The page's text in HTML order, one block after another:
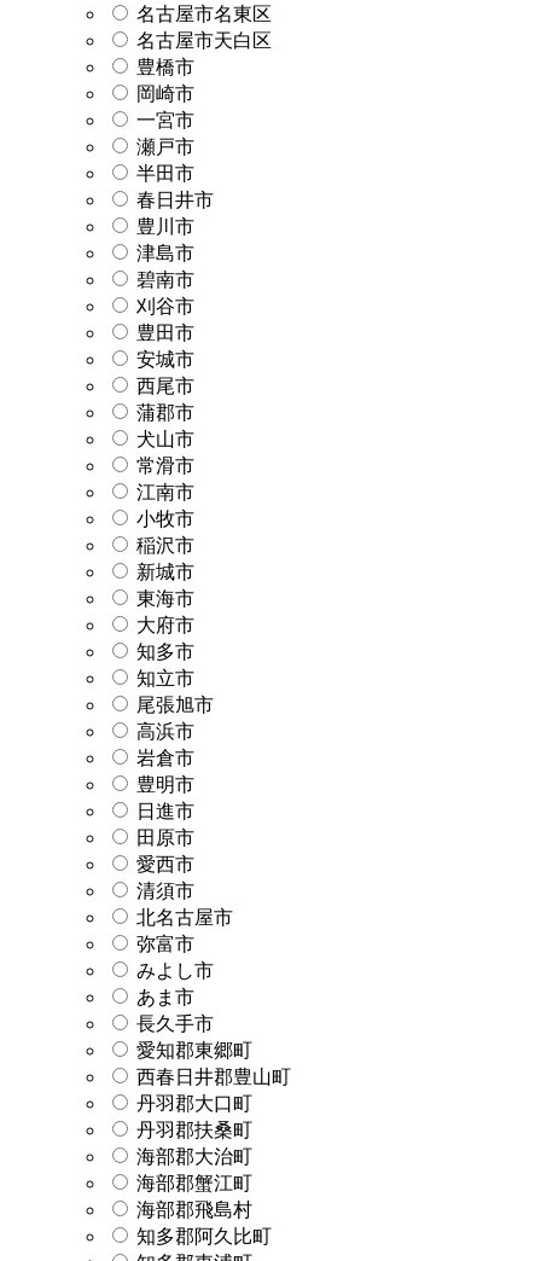
名古屋市名東区
名古屋市天白区
豊橋市
岡崎市
一宮市
瀬戸市
半田市
春日井市
豊川市
津島市
碧南市
刈谷市
豊田市
安城市
西尾市
蒲郡市
犬山市
常滑市
江南市
小牧市
稲沢市
新城市
東海市
大府市
知多市
知立市
尾張旭市
高浜市
岩倉市
豊明市
日進市
田原市
愛西市
清須市
北名古屋市
弥富市
みよし市
あま市
長久手市
愛知郡東郷町
西春日井郡豊山町
丹羽郡大口町
丹羽郡扶桑町
海部郡大治町
海部郡蟹江町
海部郡飛島村
知多郡阿久比町